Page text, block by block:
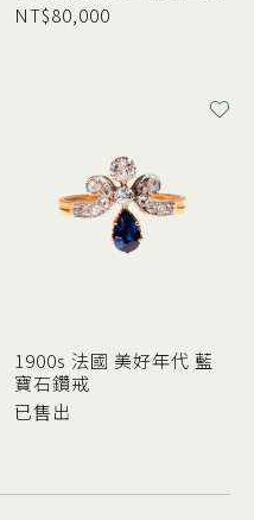
NT$80,000
1900s 法國 美好年代 藍
寶石鑽戒
已售出